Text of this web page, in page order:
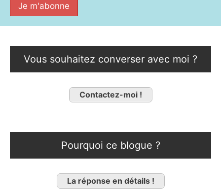
Vous souhaitez converser avec moi ?
Contactez-moi !
Pourquoi ce blogue ?
La réponse en détails !